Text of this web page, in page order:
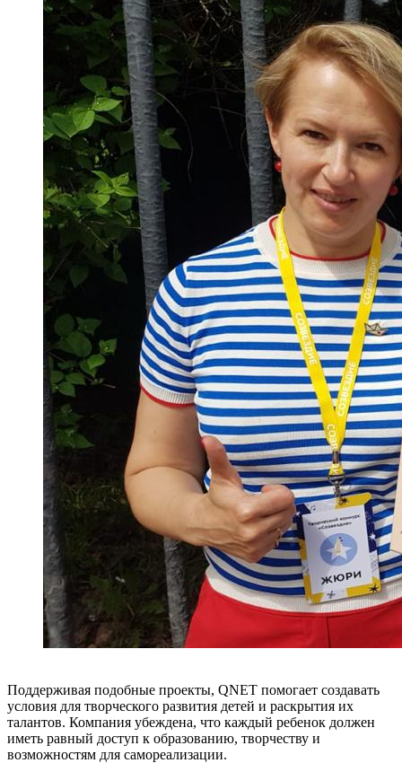
Поддерживая подобные проекты, QNET помогает создавать
условия для творческого развития детей и раскрытия их
талантов. Компания убеждена, что каждый ребенок должен
иметь равный доступ к образованию, творчеству и
возможностям для самореализации.